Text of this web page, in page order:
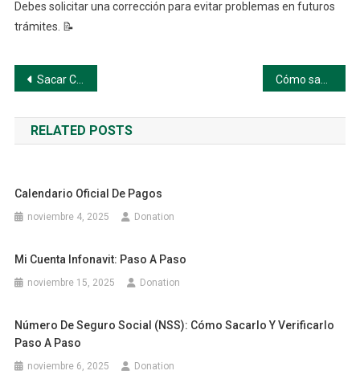
Debes solicitar una corrección para evitar problemas en futuros
trámites. 📝
Navegación
de
entradas
Sacar CURP: Paso a Paso
RELATED POSTS
Calendario Oficial De Pagos
noviembre 4, 2025 Donation
Mi Cuenta Infonavit: Paso A Paso
noviembre 15, 2025 Donation
Número De Seguro Social (NSS): Cómo Sacarlo Y Verificarlo
Paso A Paso
noviembre 6, 2025 Donation